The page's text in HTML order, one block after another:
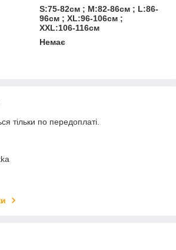
S:75-82см ; M:82-86см ; L:86-
96см ; XL:96-106см ;
XXL:106-116см
Немає
тільки по передоплаті.